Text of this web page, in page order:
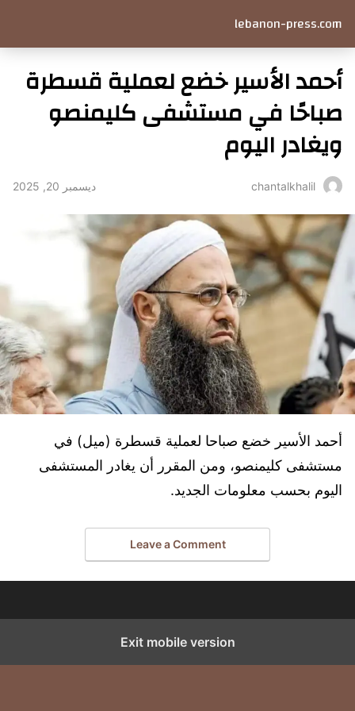
lebanon-press.com
أحمد الأسير خضع لعملية قسطرة
صباحًا في مستشفى كليمنصو
ويغادر اليوم
chantalkhalil ديسمبر 20, 2025
أحمد الأسير خضع صباحا لعملية قسطرة (ميل) في
مستشفى كليمنصو، ومن المقرر أن يغادر المستشفى
اليوم بحسب معلومات الجديد.
Leave a Comment
Exit mobile version